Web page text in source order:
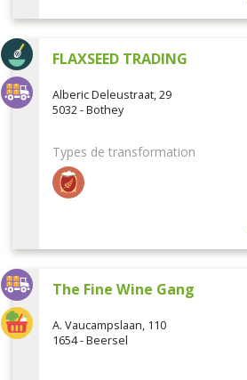
FLAXSEED TRADING
Alberic Deleustraat, 29
5032 - Bothey
Types de transformation
The Fine Wine Gang
A. Vaucampslaan, 110
1654 - Beersel